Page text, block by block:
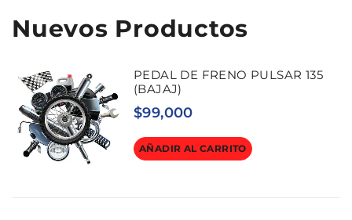
Nuevos Productos
PEDAL DE FRENO PULSAR 135
(BAJAJ)
$99,000
AÑADIR AL CARRITO